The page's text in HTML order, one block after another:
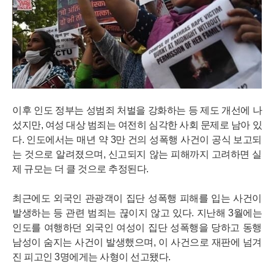
이후 인도 정부는 성범죄 처벌을 강화하는 등 제도 개선에 나
섰지만, 여성 대상 범죄는 여전히 심각한 사회 문제로 남아 있
다. 인도에서는 매년 약 3만 건의 성폭행 사건이 공식 보고되
는 것으로 알려졌으며, 신고되지 않는 피해까지 고려하면 실
제 규모는 더 클 것으로 추정된다.
최근에도 외국인 관광객이 집단 성폭행 피해를 입는 사건이
발생하는 등 관련 범죄는 끊이지 않고 있다. 지난해 3월에는
인도를 여행하던 외국인 여성이 집단 성폭행을 당하고 동행
남성이 숨지는 사건이 발생했으며, 이 사건으로 재판에 넘겨
진 피고인 3명에게는 사형이 선고됐다.